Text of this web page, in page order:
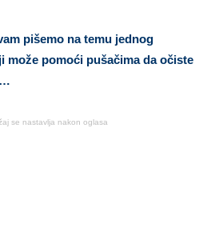
pišemo na temu jednog
može pomoći pušačima da očiste
se nastavlja nakon oglasa